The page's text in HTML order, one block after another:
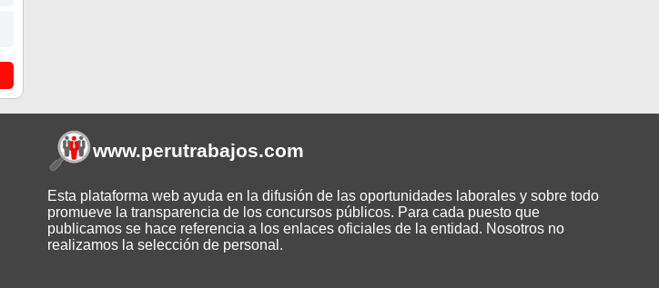
www.perutrabajos.com
Esta plataforma web ayuda en la difusión de las oportunidades laborales y sobre todo
promueve la transparencia de los concursos públicos. Para cada puesto que
publicamos se hace referencia a los enlaces oficiales de la entidad. Nosotros no
realizamos la selección de personal.